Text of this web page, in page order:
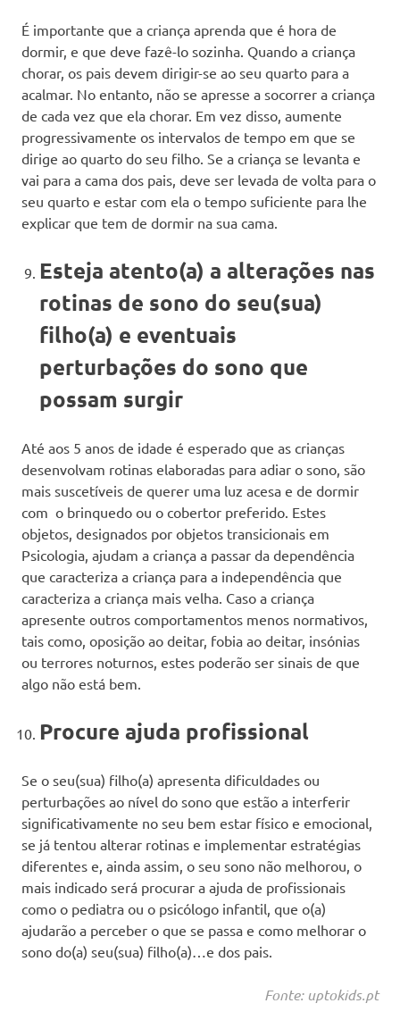
É importante que a criança aprenda que é hora de
dormir, e que deve fazê-lo sozinha. Quando a criança
chorar, os pais devem dirigir-se ao seu quarto para a
acalmar. No entanto, não se apresse a socorrer a criança
de cada vez que ela chorar. Em vez disso, aumente
progressivamente os intervalos de tempo em que se
dirige ao quarto do seu filho. Se a criança se levanta e
vai para a cama dos pais, deve ser levada de volta para o
seu quarto e estar com ela o tempo suficiente para lhe
explicar que tem de dormir na sua cama.
Esteja atento(a) a alterações nas
rotinas de sono do seu(sua)
filho(a) e eventuais
perturbações do sono que
possam surgir
Até aos 5 anos de idade é esperado que as crianças
desenvolvam rotinas elaboradas para adiar o sono, são
mais suscetíveis de querer uma luz acesa e de dormir
com o brinquedo ou o cobertor preferido. Estes
objetos, designados por objetos transicionais em
Psicologia, ajudam a criança a passar da dependência
que caracteriza a criança para a independência que
caracteriza a criança mais velha. Caso a criança
apresente outros comportamentos menos normativos,
tais como, oposição ao deitar, fobia ao deitar, insónias
ou terrores noturnos, estes poderão ser sinais de que
algo não está bem.
Procure ajuda profissional
Se o seu(sua) filho(a) apresenta dificuldades ou
perturbações ao nível do sono que estão a interferir
significativamente no seu bem estar físico e emocional,
se já tentou alterar rotinas e implementar estratégias
diferentes e, ainda assim, o seu sono não melhorou, o
mais indicado será procurar a ajuda de profissionais
como o pediatra ou o psicólogo infantil, que o(a)
ajudarão a perceber o que se passa e como melhorar o
sono do(a) seu(sua) filho(a)…e dos pais.
Fonte: uptokids.pt